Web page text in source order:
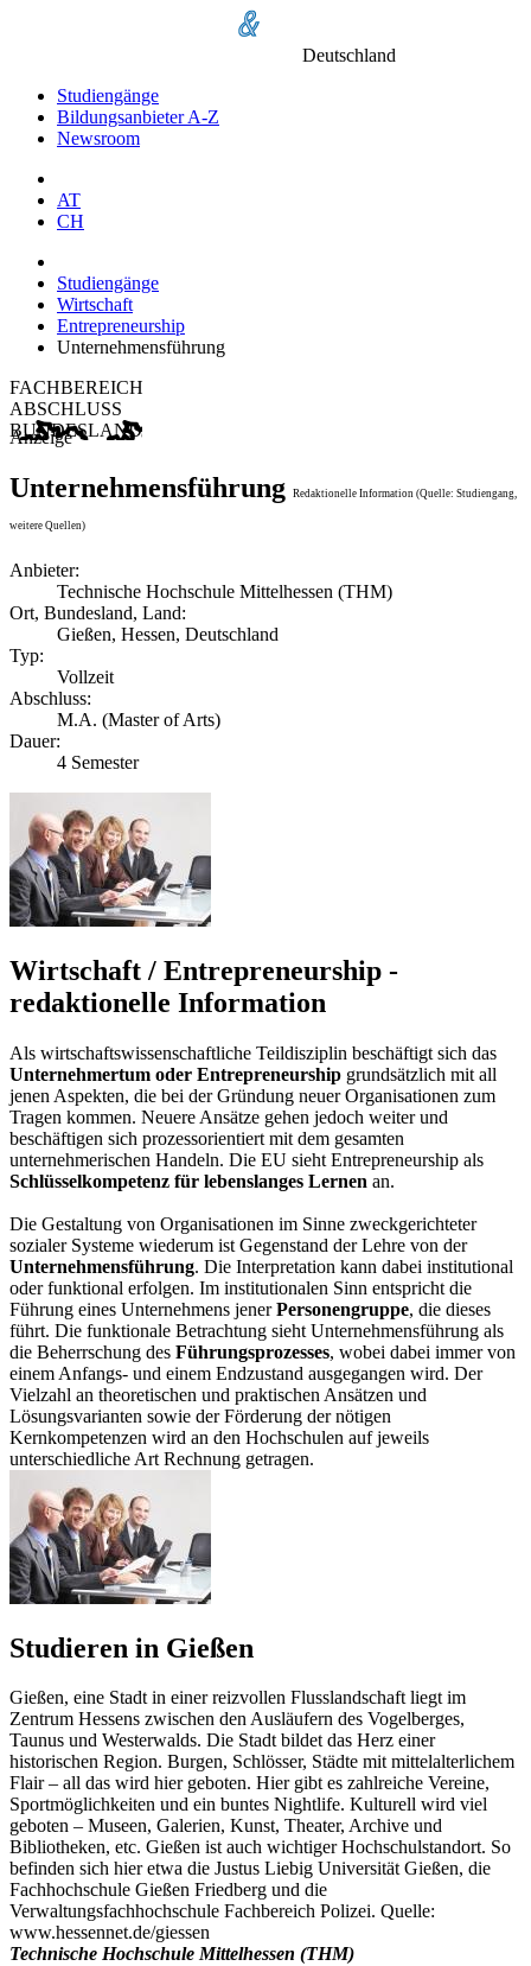
Deutschland
Studiengänge
Bildungsanbieter A-Z
Newsroom
AT
CH
Studiengänge
Wirtschaft
Entrepreneurship
Unternehmensführung
FACHBEREICH
ABSCHLUSS
BUNDESLAND
Anzeige
Unternehmensführung Redaktionelle Information (Quelle: Studiengang,
weitere Quellen)
Anbieter:
Technische Hochschule Mittelhessen (THM)
Ort, Bundesland, Land:
Gießen, Hessen, Deutschland
Typ:
Vollzeit
Abschluss:
M.A. (Master of Arts)
Dauer:
4 Semester
Wirtschaft / Entrepreneurship -
redaktionelle Information
Als wirtschaftswissenschaftliche Teildisziplin beschäftigt sich das
Unternehmertum oder Entrepreneurship grundsätzlich mit all
jenen Aspekten, die bei der Gründung neuer Organisationen zum
Tragen kommen. Neuere Ansätze gehen jedoch weiter und
beschäftigen sich prozessorientiert mit dem gesamten
unternehmerischen Handeln. Die EU sieht Entrepreneurship als
Schlüsselkompetenz für lebenslanges Lernen an.
Die Gestaltung von Organisationen im Sinne zweckgerichteter
sozialer Systeme wiederum ist Gegenstand der Lehre von der
Unternehmensführung. Die Interpretation kann dabei institutional
oder funktional erfolgen. Im institutionalen Sinn entspricht die
Führung eines Unternehmens jenerPersonengruppe, die dieses
führt. Die funktionale Betrachtung sieht Unternehmensführung als
die Beherrschung des Führungsprozesses, wobei dabei immer von
einem Anfangs- und einem Endzustand ausgegangen wird. Der
Vielzahl an theoretischen und praktischen Ansätzen und
Lösungsvarianten sowie der Förderung der nötigen
Kernkompetenzen wird an den Hochschulen auf jeweils
unterschiedliche Art Rechnung getragen.
Studieren in Gießen
Gießen, eine Stadt in einer reizvollen Flusslandschaft liegt im
Zentrum Hessens zwischen den Ausläufern des Vogelberges,
Taunus und Westerwalds. Die Stadt bildet das Herz einer
historischen Region. Burgen, Schlösser, Städte mit mittelalterlichem
Flair – all das wird hier geboten. Hier gibt es zahlreiche Vereine,
Sportmöglichkeiten und ein buntes Nightlife. Kulturell wird viel
geboten – Museen, Galerien, Kunst, Theater, Archive und
Bibliotheken, etc. Gießen ist auch wichtiger Hochschulstandort. So
befinden sich hier etwa die Justus Liebig Universität Gießen, die
Fachhochschule Gießen Friedberg und die
Verwaltungsfachhochschule Fachbereich Polizei. Quelle:
www.hessennet.de/giessen
Technische Hochschule Mittelhessen (THM)